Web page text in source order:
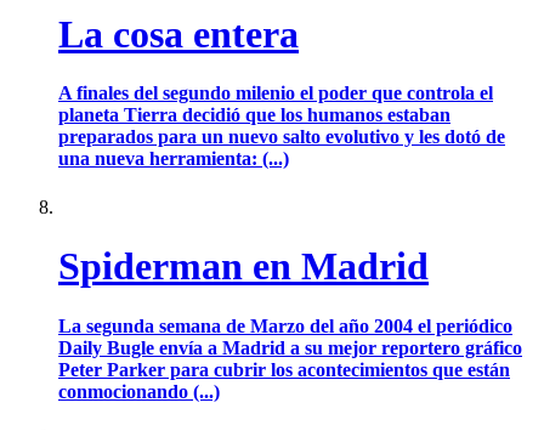
La cosa entera
A finales del segundo milenio el poder que controla el
planeta Tierra decidió que los humanos estaban
preparados para un nuevo salto evolutivo y les dotó de
una nueva herramienta: (...)
Spiderman en Madrid
La segunda semana de Marzo del año 2004 el periódico
Daily Bugle envía a Madrid a su mejor reportero gráfico
Peter Parker para cubrir los acontecimientos que están
conmocionando (...)